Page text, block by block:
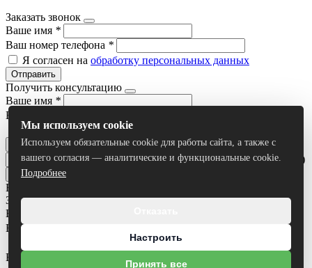
Заказать звонок
Ваше имя *
Ваш номер телефона *
Я согласен на обработку персональных данных
Отправить
Получить консультацию
Ваше имя *
Ваш номер телефона
Я согласен наобработку персональных данных
Отправить
Умный поиск(тестовый режим)
Все результаты
Задать вопрос
Ваше имя
Ваш номер телефона
Ваш вопрос
Мы используем cookie
Используем обязательные cookie для работы сайта, а также с
вашего согласия — аналитические и функциональные cookie.
Подробнее
Настроить
Принять все